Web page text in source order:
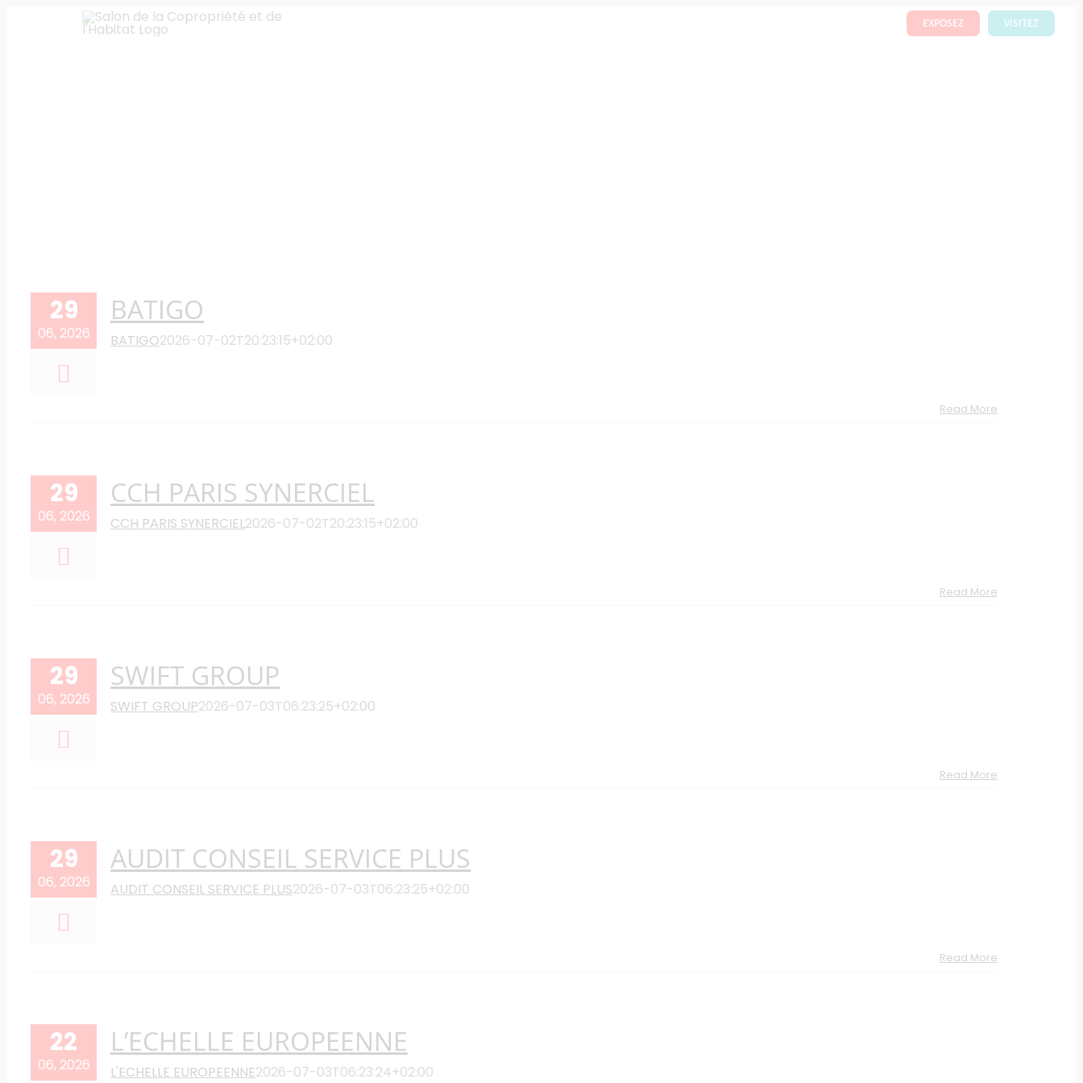
EXPOSEZ VISITEZ
29
06, 2026
BATIGO
BATIGO2026-07-02T20:23:15+02:00
Read More
29
06, 2026
CCH PARIS SYNERCIEL
CCH PARIS SYNERCIEL2026-07-02T20:23:15+02:00
Read More
29
06, 2026
SWIFT GROUP
SWIFT GROUP2026-07-03T06:23:25+02:00
Read More
29
06, 2026
AUDIT CONSEIL SERVICE PLUS
AUDIT CONSEIL SERVICE PLUS2026-07-03T06:23:25+02:00
Read More
22
06, 2026
L’ECHELLE EUROPEENNE
L'ECHELLE EUROPEENNE2026-07-03T06:23:24+02:00